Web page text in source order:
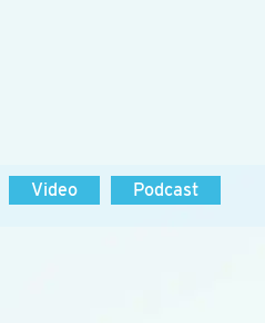
Video Podcast